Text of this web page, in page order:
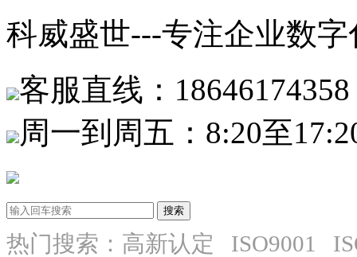
科威盛世---专注企业数
客服直线：18646174358
周一到周五：8:20至
热门搜索：高新认定 ISO9001